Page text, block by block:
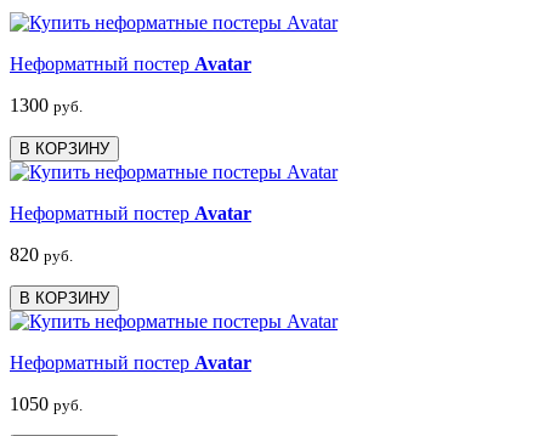
Неформатный постер Avatar
1300 руб.
В КОРЗИНУ
Неформатный постер Avatar
820 руб.
В КОРЗИНУ
Неформатный постер Avatar
1050 руб.